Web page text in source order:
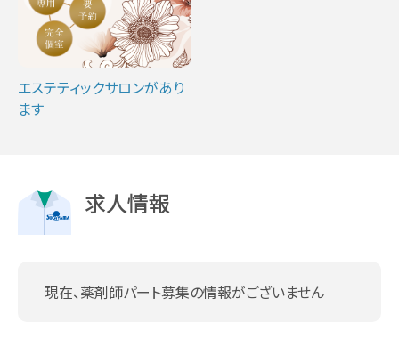
エステティックサロンがあり
ます
求人情報
現在、薬剤師パート募集の情報がございません